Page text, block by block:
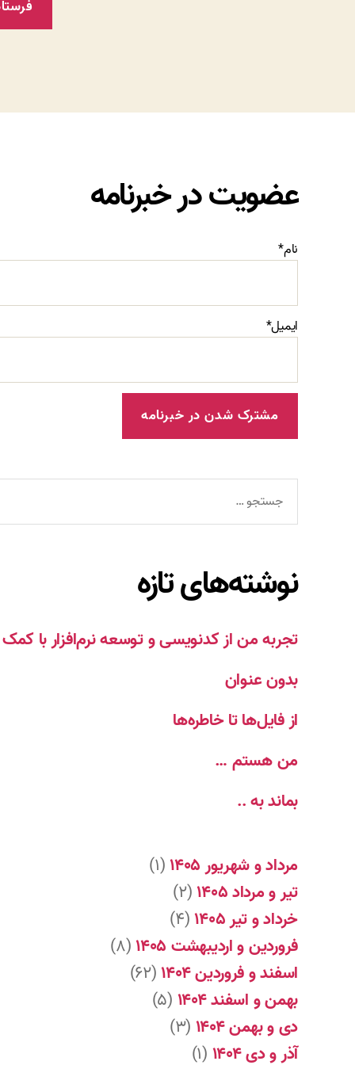
عضویت در خبرنامه
نام*
ایمیل*
جستجوی
نوشته‌های تازه
تجربه من از کدنویسی و توسعه نرم‌افزار با
بدون عنوان
از فایل‌ها تا خاطره‌ها
من هستم …
بماند به ..
مرداد و شهریور ۱۴۰۵
(۱)
تیر و مرداد ۱۴۰۵
(۲)
خرداد و تیر ۱۴۰۵
(۴)
فروردین و اردیبهشت ۱۴۰۵
(۸)
اسفند و فروردین ۱۴۰۴
(۶۲)
بهمن و اسفند ۱۴۰۴
(۵)
دی و بهمن ۱۴۰۴
(۳)
آذر و دی ۱۴۰۴
(۱)